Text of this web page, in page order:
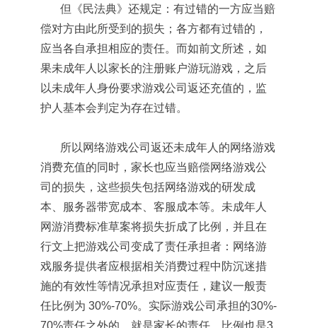
但《民法典》还规定：有过错的一方应当赔
偿对方由此所受到的损失；各方都有过错的，
应当各自承担相应的责任。而如前文所述，如
果未成年人以家长的注册账户游玩游戏，之后
以未成年人身份要求游戏公司返还充值的，监
护人基本会判定为存在过错。
所以网络游戏公司返还未成年人的网络游戏
消费充值的同时，家长也应当赔偿网络游戏公
司的损失，这些损失包括网络游戏的研发成
本、服务器带宽成本、客服成本等。未成年人
网游消费标准草案将损失折成了比例，并且在
行文上把游戏公司变成了责任承担者：网络游
戏服务提供者应根据相关消费过程中防沉迷措
施的有效性等情况承担对应责任，建议一般责
任比例为 30%-70%。实际游戏公司承担的30%-
70%责任之外的，就是家长的责任，比例也是3